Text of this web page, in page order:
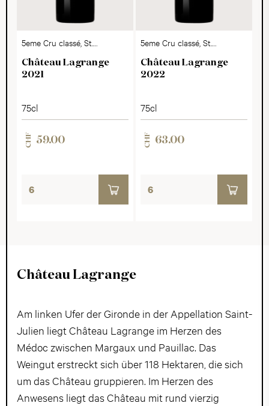
5eme Cru classé, St.
Julien AC
Château Lagrange
2021
75cl
CHF 59.00
5eme Cru classé, St.
Julien AC
Château Lagrange
2022
75cl
CHF 63.00
Château Lagrange
Am linken Ufer der Gironde in der Appellation Saint-
Julien liegt Château Lagrange im Herzen des
Médoc zwischen Margaux und Pauillac. Das
Weingut erstreckt sich über 118 Hektaren, die sich
um das Château gruppieren. Im Herzen des
Anwesens liegt das Château mit rund vierzig